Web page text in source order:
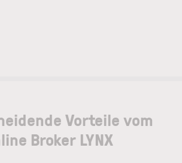
Vorteile vom
Broker LYNX